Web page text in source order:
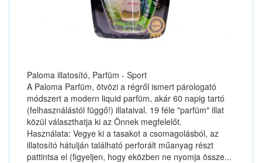
Paloma illatosító, Parfüm - Sport
A Paloma Parfüm, ötvözi a régről ismert párologató
módszert a modern liquid parfüm, akár 60 napig tartó
(felhasználástól függő!) illataival. 19 féle "parfüm" illat
közül választhatja ki az Önnek megfelelőt.
Használata: Vegye ki a tasakot a csomagolásból, az
illatosító hátulján található perforált műanyag részt
pattintsa el (figyeljen, hogy eközben ne nyomja össze...